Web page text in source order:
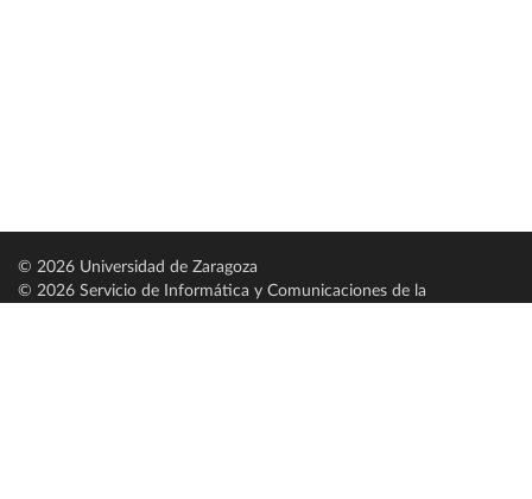
© 2026 Universidad de Zaragoza
© 2026 Servicio de Informática y Comunicaciones de la